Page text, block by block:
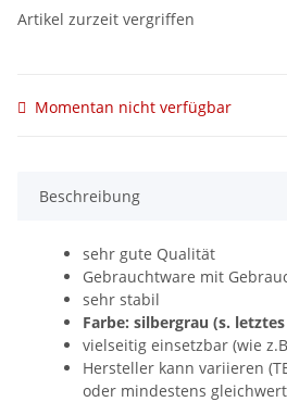
Artikel zurzeit vergriffen
Momentan nicht verfügbar
Beschreibung
sehr gute Qualität
Gebrauchtware mit
sehr stabil
Farbe: silbergrau (s.
vielseitig einsetzbar (wie
Hersteller kann variieren
oder mindestens